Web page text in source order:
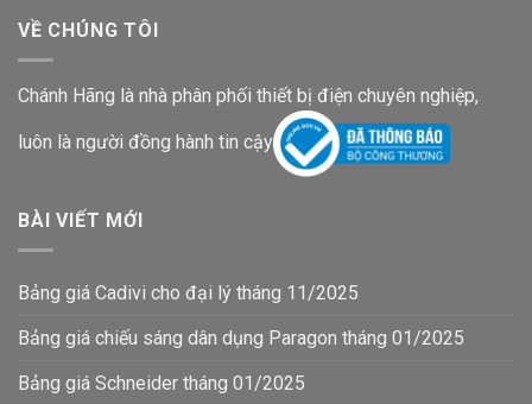
VỀ CHÚNG TÔI
Chánh Hãng là nhà phân phối thiết bị điện chuyên nghiệp,
luôn là người đồng hành tin cậy
BÀI VIẾT MỚI
Bảng giá Cadivi cho đại lý tháng 11/2025
Bảng giá chiếu sáng dân dụng Paragon tháng 01/2025
Bảng giá Schneider tháng 01/2025